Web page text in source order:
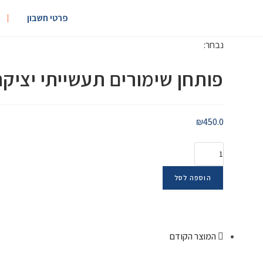
פרטי חשבון
נבחר:
פותחן שימורים תעשייתי
₪450.0
הוספה לסל
המוצר הקודם